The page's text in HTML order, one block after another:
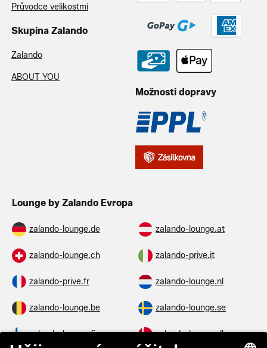
Průvodce velikostmi
Skupina Zalando
Zalando
ABOUT YOU
Možnosti dopravy
Lounge by Zalando Evropa
zalando-lounge.de zalando-lounge.at
zalando-lounge.ch zalando-prive.it
zalando-prive.fr zalando-lounge.nl
zalando-lounge.be zalando-lounge.se
zalando-lounge.fi zalando-lounge.dk